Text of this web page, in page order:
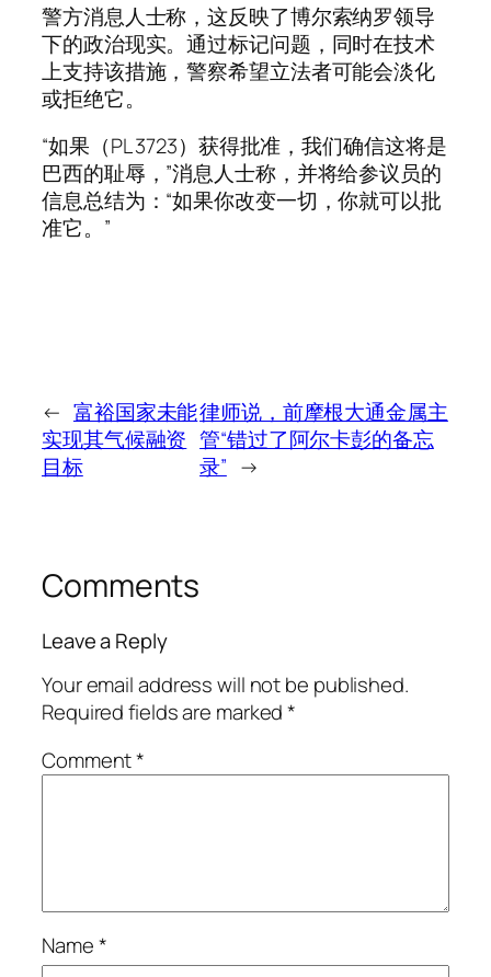
警方消息人士称，这反映了博尔索纳罗领导
下的政治现实。通过标记问题，同时在技术
上支持该措施，警察希望立法者可能会淡化
或拒绝它。
“如果（PL 3723）获得批准，我们确信这将是
巴西的耻辱，”消息人士称，并将给参议员的
信息总结为：“如果你改变一切，你就可以批
准它。”
← 富裕国家未能
实现其气候融资
目标
律师说，前摩根大通金属主
管“错过了阿尔卡彭的备忘
录” →
Comments
Leave a Reply
Your email address will not be published.
Required fields are marked*
Comment*
Name*